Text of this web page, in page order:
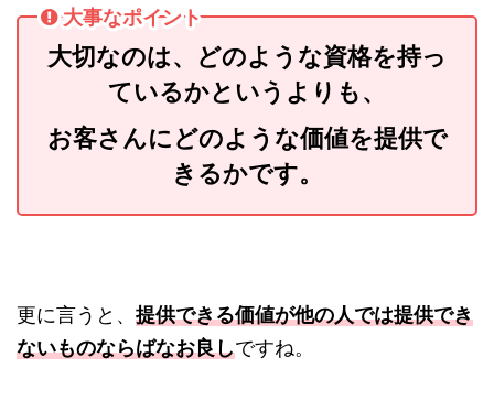
大事なポイント
大切なのは、どのような資格を持っ
ているかというよりも、
お客さんにどのような価値を提供で
きるかです。
更に言うと、 提供できる価値が他の人では提供でき
ないものならばなお良しですね。